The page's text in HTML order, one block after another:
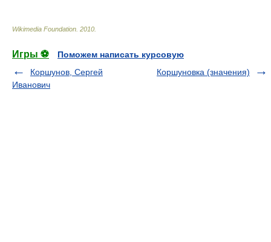
Wikimedia Foundation 2010
Игры ⚽
Поможем написать курсовую
Коршунов, Сергей
Иванович
Коршуновка (значения)